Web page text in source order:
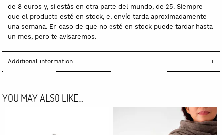
de 8 euros y, si estás en otra parte del mundo, de 25. Siempre
que el producto esté en stock, el envío tarda aproximadamente
una semana. En caso de que no esté en stock puede tardar hasta
un mes, pero te avisaremos.
Additional information
YOU MAY ALSO LIKE…